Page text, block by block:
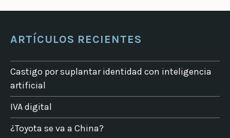
ARTÍCULOS RECIENTES
Castigo por suplantar identidad con inteligencia
artificial
IVA digital
¿Toyota se va a China?